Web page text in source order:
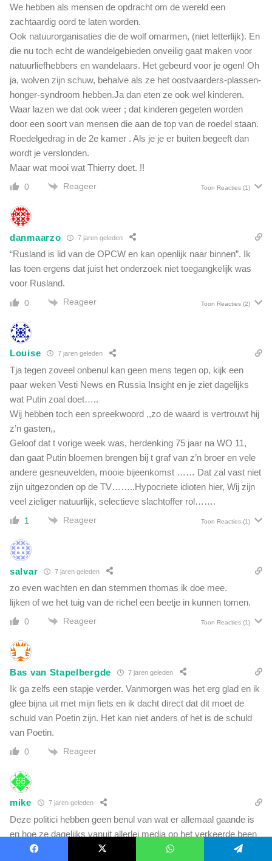
We hebben als mensen de opdracht om de wereld een
zachtaardig oord te laten worden.
Ook natuurorganisaties die de wolf omarmen, (niet letterlijk). En
die nu toch echt de wandelgebieden onveilig gaat maken voor
natuurliefhebbers en wandelaars. Het gebeurd voor je ogen! Oh
ja, wolven zijn schuw, behalve als ze het oostvaarders-plassen-
honger-syndroom hebben.Ja dan eten ze ook wel kinderen.
Waar lazen we dat ook weer ; dat kinderen gegeten worden
door een soort van mensen die aan de top van de roedel staan.
Roedelgedrag in de 2e kamer . Als je je er buiten begeeft dan
wordt je verslonden.
Maar wat mooi wat Thierry doet. !!
0 Reageer Toon Reacties (1)
danmaarzo 7 jaren geleden
“Rusland is lid van de OPCW en kan openlijk naar binnen”. Ik
las toen ergens dat juist het onderzoek niet toegangkelijk was
voor Rusland.
0 Reageer Toon Reacties (2)
Louise 7 jaren geleden
Tja tegen zoveel onbenul kan geen mens tegen op, kijk een
paar weken Vesti News en Russia Insight en je ziet dagelijks
wat Putin zoal doet…..
Wij hebben toch een spreekwoord ,,zo de waard is vertrouwt hij
z’n gasten,,
Geloof dat t vorige week was, herdenking 75 jaar na WO 11,
dan gaat Putin bloemen brengen bij t graf van z’n broer en vele
andere gesneuvelden, mooie bijeenkomst …… Dat zal vast niet
zijn uitgezonden op de TV……..Hypocriete idioten hier, Wij zijn
veel zieliger natuurlijk, selectieve slachtoffer rol…….
1 Reageer Toon Reacties (1)
salvar 7 jaren geleden
zo even wachten en dan stemmen thomas ik doe mee.
lijken of we het tuig van de richel een beetje in kunnen tomen.
0 Reageer Toon Reacties (1)
Bas van Stapelbergde 7 jaren geleden
Ik ga zelfs een stapje verder. Vanmorgen was het erg glad en ik
glee bijna uit met mijn fiets en ik dacht direct dat dit moet de
schuld van Poetin zijn. Het kan niet anders of het is de schuld
van Poetin.
0 Reageer
mike 7 jaren geleden
Deze politici hebben geen benul van wat er allemaal gaande is
en hoe ze dagelijks vanuit allerlei media op het verkeerde been
worden gezet en worden gebruikt voor een agenda van derden